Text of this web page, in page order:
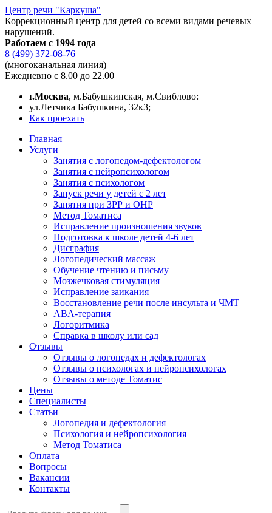
Центр речи "Каркуша"
Коррекционный центр для детей со всеми видами речевых
нарушений.
Работаем с 1994 года
8 (499) 372-08-76
(многоканальная линия)
Ежедневно с 8.00 до 22.00
г.Москва, м.Бабушкинская, м.Свиблово:
ул.Летчика Бабушкина, 32к3;
Как проехать
Главная
Услуги
Занятия с логопедом-дефектологом
Занятия с нейропсихологом
Занятия с психологом
Запуск речи у детей с 2 лет
Занятия при ЗРР и ОНР
Метод Томатиса
Исправление произношения звуков
Подготовка к школе детей 4-6 лет
Дисграфия
Логопедический массаж
Обучение чтению и письму
Мозжечковая стимуляция
Исправление заикания
Восстановление речи после инсульта и ЧМТ
ABA-терапия
Логоритмика
Справка в школу или сад
Отзывы
Отзывы о логопедах и дефектологах
Отзывы о психологах и нейропсихологах
Отзывы о методе Томатис
Цены
Специалисты
Статьи
Логопедия и дефектология
Психология и нейропсихология
Метод Томатиса
Оплата
Вопросы
Вакансии
Контакты